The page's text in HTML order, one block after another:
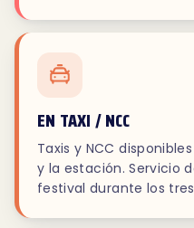
EN TAXI / NCC
Taxis y NCC disponibles
y la estación. Servicio
festival durante los